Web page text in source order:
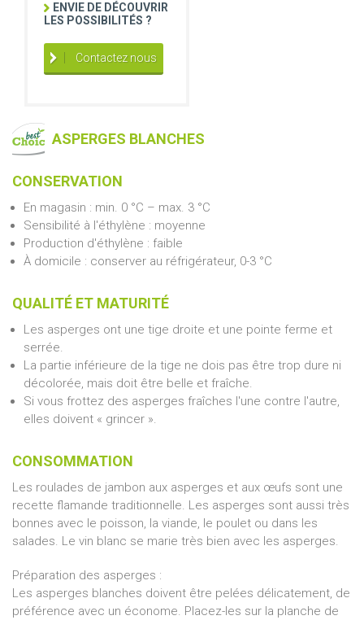
ENVIE DE DÉCOUVRIR
LES POSSIBILITÉS ?
Contactez nous
ASPERGES BLANCHES
CONSERVATION
En magasin : min. 0 °C – max. 3 °C
Sensibilité à l'éthylène : moyenne
Production d'éthylène : faible
À domicile : conserver au réfrigérateur, 0-3 °C
QUALITÉ ET MATURITÉ
Les asperges ont une tige droite et une pointe ferme et
serrée.
La partie inférieure de la tige ne dois pas être trop dure ni
décolorée, mais doit être belle et fraîche.
Si vous frottez des asperges fraîches l'une contre l'autre,
elles doivent « grincer ».
CONSOMMATION
Les roulades de jambon aux asperges et aux œufs sont une
recette flamande traditionnelle. Les asperges sont aussi très
bonnes avec le poisson, la viande, le poulet ou dans les
salades. Le vin blanc se marie très bien avec les asperges.
Préparation des asperges :
Les asperges blanches doivent être pelées délicatement, de
préférence avec un économe. Placez-les sur la planche de